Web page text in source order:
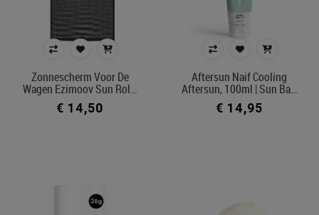
Zonnescherm Voor De
Wagen Ezimoov Sun Rol…
€ 14,50
Aftersun Naif Cooling
Aftersun, 100ml | Sun Ba…
€ 14,95